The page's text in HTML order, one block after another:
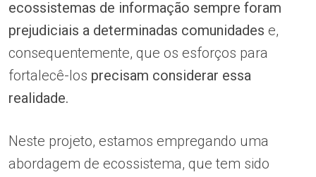
ecossistemas de informação sempre foram
prejudiciais a determinadas comunidades e,
consequentemente, que os esforços para
fortalecê-los precisam considerar essa
realidade.
Neste projeto, estamos empregando uma
abordagem de ecossistema, que tem sido